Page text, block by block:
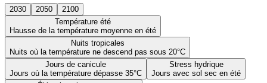
2030 2050
2100
Température été
Hausse de la température moyenne en été
Nuits tropicales
Nuits où la température ne descend pas sous 20°C
Jours de canicule
Jours où la température dépasse 35°C
Stress hydrique
Jours avec sol sec en été